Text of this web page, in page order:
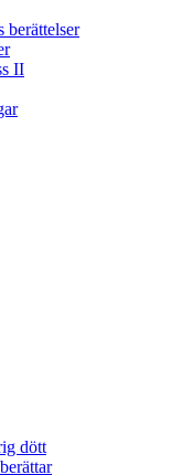
berättelser
II
dött